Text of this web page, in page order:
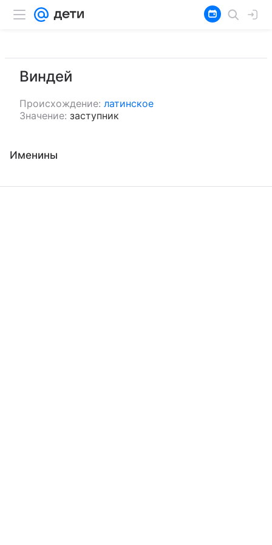
Виндей
Происхождение: латинское
Значение: заступник
Именины